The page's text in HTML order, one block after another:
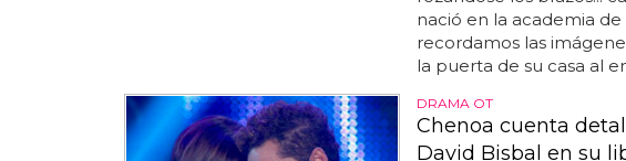
nació en la academia
recordamos las
la puerta de su casa al
DRAMA OT
Chenoa cuenta
David Bisbal en su